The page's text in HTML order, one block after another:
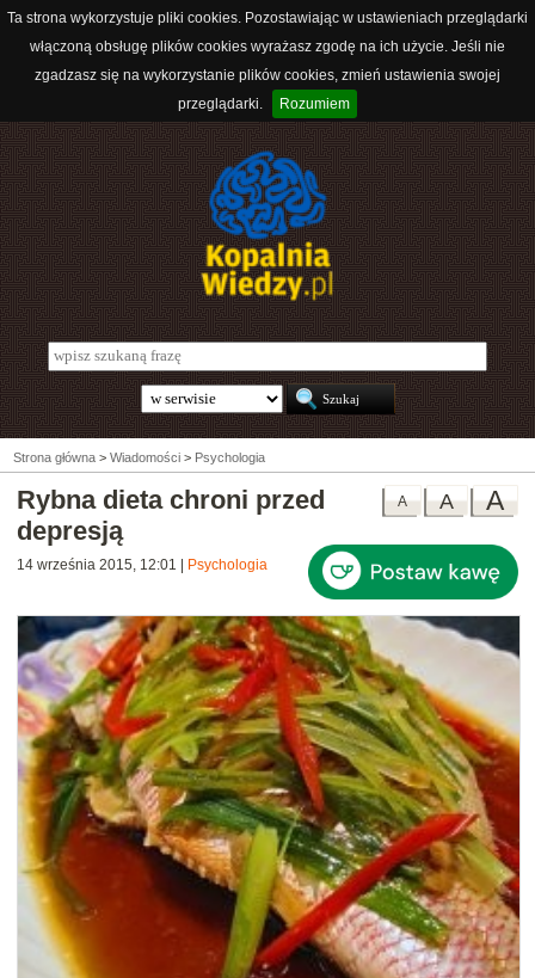
Ta strona wykorzystuje pliki cookies. Pozostawiając w ustawieniach przeglądarki
włączoną obsługę plików cookies wyrażasz zgodę na ich użycie. Jeśli nie
zgadzasz się na wykorzystanie plików cookies, zmień ustawienia swojej
przeglądarki.
Rozumiem
Strona główna > Wiadomości > Psychologia
A
A
A
Rybna dieta chroni przed
depresją
14 września 2015, 12:01 Psychologia